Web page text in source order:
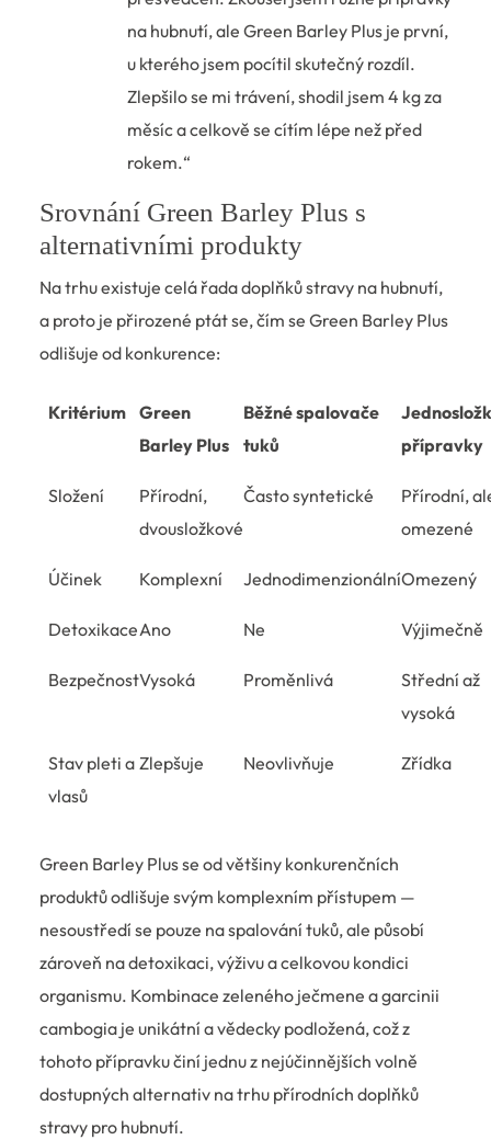
na hubnutí, ale Green Barley Plus je první,
u kterého jsem pocítil skutečný rozdíl.
Zlepšilo se mi trávení, shodil jsem 4 kg za
měsíc a celkově se cítím lépe než před
rokem.“
Srovnání Green Barley Plus s
alternativními produkty
Na trhu existuje celá řada doplňků stravy na hubnutí,
a proto je přirozené ptát se, čím se Green Barley Plus
odlišuje od konkurence:
Kritérium Green
Barley Plus
Běžné spalovače
tuků
přípravky
Složení
Přírodní,
dvousložkové
Často syntetické
Přírodní,
omezené
Účinek Komplexní JednodimenzionálníOmezený
DetoxikaceAno Ne Výjimečně
BezpečnostVysoká Proměnlivá
Střední až
vysoká
Stav pleti a
vlasů
Zlepšuje Neovlivňuje Zřídka
Green Barley Plus se od většiny konkurenčních
produktů odlišuje svým komplexním přístupem —
nesoustředí se pouze na spalování tuků, ale působí
zároveň na detoxikaci, výživu a celkovou kondici
organismu. Kombinace zeleného ječmene a garcinii
cambogia je unikátní a vědecky podložená, což z
tohoto přípravku činí jednu z nejúčinnějších volně
dostupných alternativ na trhu přírodních doplňků
stravy pro hubnutí.